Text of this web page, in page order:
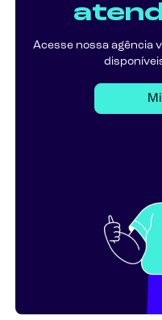
Acesse nossa agência